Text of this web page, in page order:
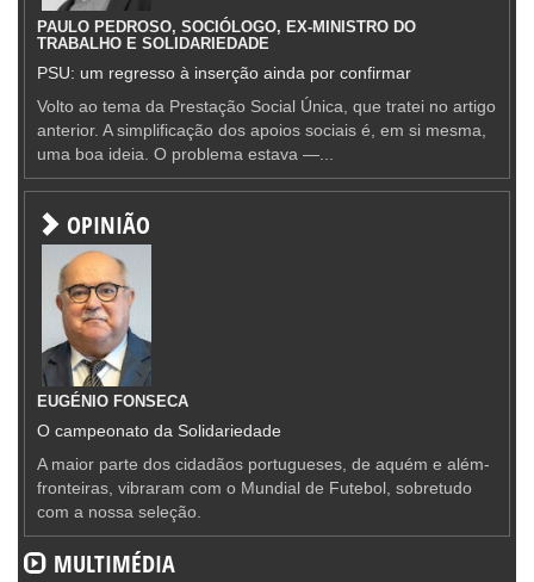
PAULO PEDROSO, SOCIÓLOGO, EX-MINISTRO DO
TRABALHO E SOLIDARIEDADE
PSU: um regresso à inserção ainda por confirmar
Volto ao tema da Prestação Social Única, que tratei no artigo
anterior. A simplificação dos apoios sociais é, em si mesma,
uma boa ideia. O problema estava —...
OPINIÃO
EUGÉNIO FONSECA
O campeonato da Solidariedade
A maior parte dos cidadãos portugueses, de aquém e além-
fronteiras, vibraram com o Mundial de Futebol, sobretudo
com a nossa seleção.
MULTIMÉDIA